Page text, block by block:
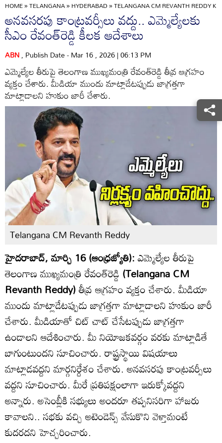
HOME»TELANGANA»HYDERABAD»TELANGANA CM REVANTH REDDY
అనవసరపు కాంట్రవర్సీలు వద్దు.. ఎమ్మెల్యేలకు
సీఎం రేవంత్‌రెడ్డి కీలక ఆదేశాలు
ABN, Publish Date - Mar 16 , 2026 | 06:13 PM
ఎమ్మెల్యేల తీరుపై తెలంగాణ ముఖ్యమంత్రి రేవంత్‌రెడ్డి తీవ్ర ఆగ్రహం
వ్యక్తం చేశారు. మీడియా ముందు మాట్లాడేటప్పుడు జాగ్రత్తగా
మాట్లాడాలని హుకుం జారీ చేశారు.
Telangana CM Revanth Reddy
హైదరాబాద్, మార్చి 16 (ఆంధ్రజ్యోతి):ఎమ్మెల్యేల తీరుపై
తెలంగాణ ముఖ్యమంత్రి రేవంత్‌రెడ్డి (Telangana CM
Revanth Reddy)తీవ్ర ఆగ్రహం వ్యక్తం చేశారు. మీడియా
ముందు మాట్లాడేటప్పుడు జాగ్రత్తగా మాట్లాడాలని హుకుం జారీ
చేశారు. మీడియాతో చిట్ చాట్ చేసేటప్పుడు జాగ్రత్తగా
ఉండాలని ఆదేశించారు. మీ నియోజకవర్గం వరకు మాట్లాడితే
బాగుంటుందని సూచించారు. రాష్ట్రస్థాయి విషయాలు
మాట్లాడవద్దని మార్గనిర్దేశం చేశారు. అనవసరపు కాంట్రవర్సీలు
వద్దని సూచించారు. మీరే ప్రతిపక్షంలాగా ఇరుక్కోవద్దని
అన్నారు. అసెంబ్లీకి సభ్యులు అందరూ తప్పనిసరిగా హాజరు
కావాలని.. సభకు వచ్చి అటెండెన్స్ వేసుకొని వెళ్తామంటే
కుదరదని హెచ్చరించారు.